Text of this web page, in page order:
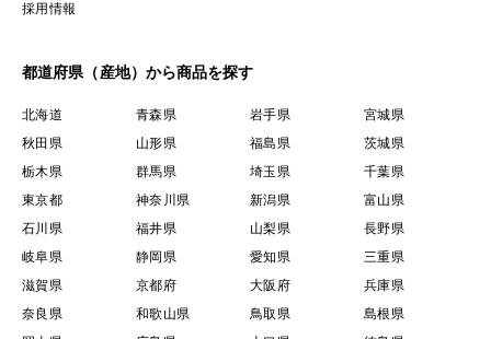
採用情報
都道府県（産地）から商品を探す
北海道 青森県 岩手県
宮城県
秋田県
山形県 福島県
茨城県
栃木県
群馬県 埼玉県
千葉県
東京都
神奈川県 新潟県
富山県
石川県
福井県 山梨県
長野県
岐阜県
静岡県 愛知県
三重県
滋賀県
京都府 大阪府
兵庫県
奈良県
和歌山県 鳥取県
島根県